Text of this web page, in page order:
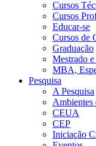
Cursos
Cursos
Educar-se
Cursos de
Graduação
Mestrado
MBA,
Pesquisa
A Pesquisa
Ambientes
CEUA
CEP
Iniciação